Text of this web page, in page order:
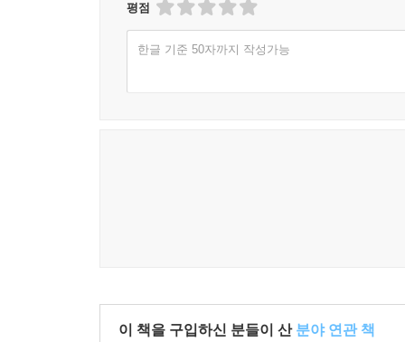
평점
한글 기준 50자까지 작성가능
이 책을 구입하신 분들이 산 분야 연관 책